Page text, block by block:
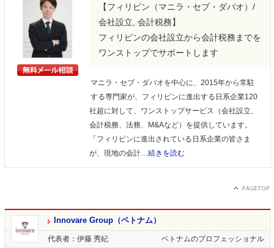
【フィリピン（マニラ・セブ・ダバオ）/
会社設立, 会計税務】
フィリピンの会社設立から会計税務までを
ワンストップでサポートします
マニラ・セブ・ダバオを中心に、2015年から常駐
する専門家が、フィリピンに進出する日系企業120
社超に対して、ワンストップサービス（会社設立、
会計税務、法務、M&Aなど）を提供しています。
「フィリピンに進出されている日系企業の皆さま
が、現地の会計… 続きを読む
Innovare Group（ベトナム）
ベトナムのプロフェッショナル
代表者：伊藤 秀紀